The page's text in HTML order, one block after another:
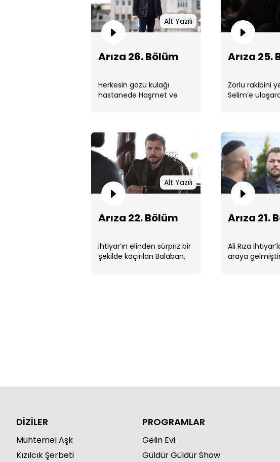
Alt Yazılı
Arıza 26. Bölüm
Herkesin gözü kulağı
hastanede Haşmet ve
Arıza 25.
Zorlu rakibini
Selim’e
Alt Yazılı
Arıza 22. Bölüm
İhtiyar’ın elinden sürpriz bir
şekilde kaçırılan Balaban,
Arıza 21.
Ali Rıza
araya
DİZİLER
Muhtemel Aşk
Kızılcık Şerbeti
PROGRAMLAR
Gelin Evi
Güldür Güldür Show